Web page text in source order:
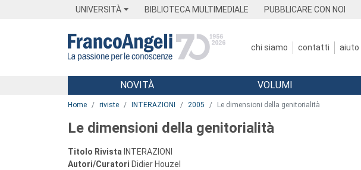
UNIVERSITÀ BIBLIOTECA MULTIMEDIALE PUBBLICARE CON NOI
chi siamo contatti aiuto
Menu
NOVITÀ VOLUMI
Home riviste INTERAZIONI 2005 Le dimensioni della genitorialità
Le dimensioni della genitorialità
Titolo Rivista INTERAZIONI
Autori/Curatori Didier Houzel